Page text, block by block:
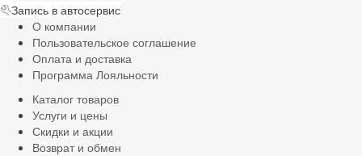
Запись в автосервис
О компании
Пользовательское соглашение
Оплата и доставка
Программа Лояльности
Каталог товаров
Услуги и цены
Скидки и акции
Возврат и обмен